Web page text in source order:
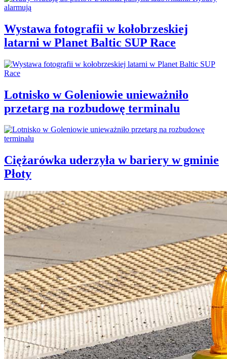
Wystawa fotografii w kołobrzeskiej
latarni w Planet Baltic SUP Race
Lotnisko w Goleniowie unieważniło
przetarg na rozbudowę terminalu
Ciężarówka uderzyła w bariery w gminie
Płoty